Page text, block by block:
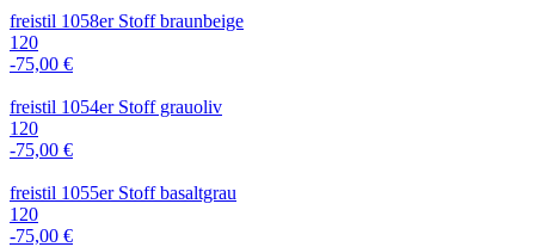
freistil 1058er Stoff braunbeige
120
-75,00 €
freistil 1054er Stoff grauoliv
120
-75,00 €
freistil 1055er Stoff basaltgrau
120
-75,00 €